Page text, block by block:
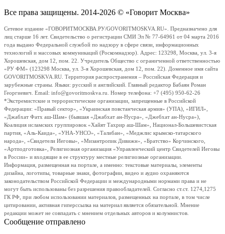
Все права защищены. 2014-2026 © «Говорит Москва»
Сетевое издание «ГОВОРИТМОСКВА.РУ/GOVORITMOSKVA.RU». Предназначено для
лиц старше 16 лет. Свидетельство о регистрации СМИ Эл № 77-64961 от 04 марта 2016
года выдано Федеральной службой по надзору в сфере связи, информационных
технологий и массовых коммуникаций (Роскомнадзор). Адрес: 123298, Москва, ул. 3-я
Хорошевская, дом 12, пом. 22. Учредитель Общество с ограниченной ответственностью
«РУ ФМ» (123298 Москва, ул. 3-я Хорошевская, дом 12, пом. 22). Доменное имя сайта
GOVORITMOSKVA.RU. Территория распространения – Российская Федерация и
зарубежные страны. Языки: русский и английский. Главный редактор Бабаян Роман
Георгиевич. Email: info@govoritmoskva.ru. Номер телефона: +7 (495) 950-62-26
*Экстремистские и террористические организации, запрещенные в Российской
Федерации: «Правый сектор», «Украинская повстанческая армия» (УПА), «ИГИЛ»,
«Джабхат Фатх аш-Шам» (бывшая «Джабхат ан-Нусра», «Джебхат ан-Нусра»),
Коалиция исламских группировок «Хайят Тахрир аш-Шам», Национал-Большевистская
партия, «Аль-Каида», «УНА-УНСО», «Талибан», «Меджлис крымско-татарского
народа», «Свидетели Иеговы», «Мизантропик Дивижн», «Братство» Корчинского,
«Артподготовка», Религиозная организация «Управленческий центр Свидетелей Иеговы
в России» и входящие в ее структуру местные религиозные организации.
Информация, размещенная на портале, а именно: текстовые материалы, элементы
дизайна, логотипы, товарные знаки, фотографии, видео и аудио охраняются
законодательством Российской Федерации и международными нормами права и не
могут быть использованы без разрешения правообладателей. Согласно ст.ст. 1274,1275
ГК РФ, при любом использовании материалов, размещенных на портале, в том числе
цитировании, активная гиперссылка на материал является обязательной. Мнение
редакции может не совпадать с мнением отдельных авторов и колумнистов.
Сообщение отправлено